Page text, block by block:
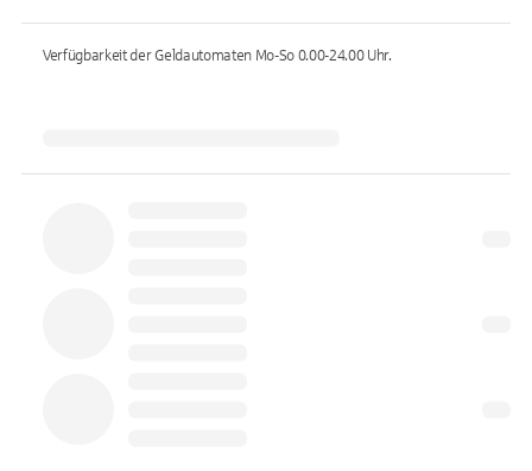
Verfügbarkeit der Geldautomaten Mo-So 0.00-24.00Uhr.